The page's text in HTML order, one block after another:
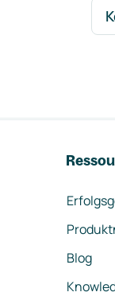
Blog